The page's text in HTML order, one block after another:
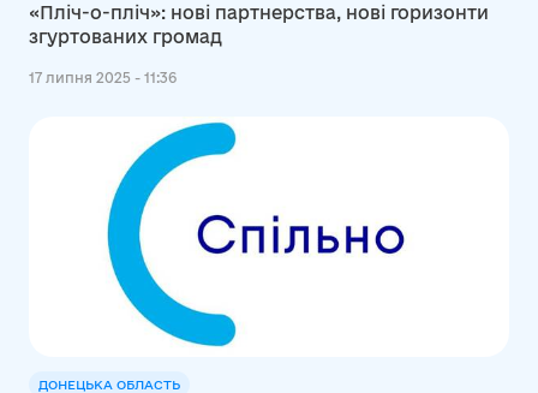
«Пліч-о-пліч»: нові партнерства, нові горизонти
згуртованих громад
17 липня 2025 - 11:36
ДОНЕЦЬКА ОБЛАСТЬ